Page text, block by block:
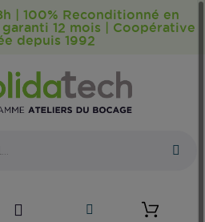
| 100% Reconditionné en
12 mois | Coopérative
depuis 1992